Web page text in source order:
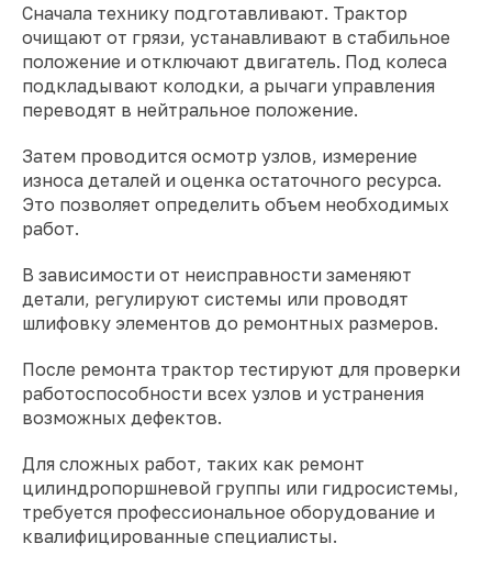
Сначала технику подготавливают. Трактор
очищают от грязи, устанавливают в стабильное
положение и отключают двигатель. Под колеса
подкладывают колодки, а рычаги управления
переводят в нейтральное положение.
Затем проводится осмотр узлов, измерение
износа деталей и оценка остаточного ресурса.
Это позволяет определить объем необходимых
работ.
В зависимости от неисправности заменяют
детали, регулируют системы или проводят
шлифовку элементов до ремонтных размеров.
После ремонта трактор тестируют для проверки
работоспособности всех узлов и устранения
возможных дефектов.
Для сложных работ, таких как ремонт
цилиндропоршневой группы или гидросистемы,
требуется профессиональное оборудование и
квалифицированные специалисты.